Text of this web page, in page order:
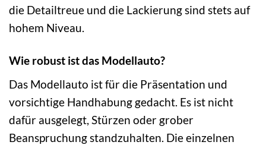
die Detailtreue und die Lackierung sind stets auf
hohem Niveau.
Wie robust ist das Modellauto?
Das Modellauto ist für die Präsentation und
vorsichtige Handhabung gedacht. Es ist nicht
dafür ausgelegt, Stürzen oder grober
Beanspruchung standzuhalten. Die einzelnen